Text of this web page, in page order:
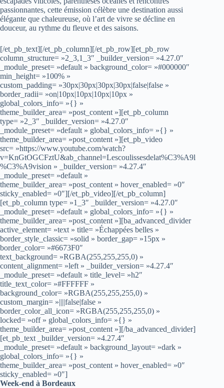
passionnantes, cette émission célèbre une destination aussi
élégante que chaleureuse, où l’art de vivre se décline en
douceur, au rythme du fleuve et des saisons.
[/et_pb_text][/et_pb_column][/et_pb_row][et_pb_row
column_structure= »2_3,1_3″ _builder_version= »4.27.0″
_module_preset= »default » background_color= »#000000″
min_height= »100% »
custom_padding= »30px|30px|30px|30px|false|false »
border_radii= »on|10px|10px|10px|10px »
global_colors_info= »{} »
theme_builder_area= »post_content »][et_pb_column
type= »2_3″ _builder_version= »4.27.0″
_module_preset= »default » global_colors_info= »{} »
theme_builder_area= »post_content »][et_pb_video
src= »https://www.youtube.com/watch?
v=KnGtOGCFztU&ab_channel=Lescoulissesdelat%C3%A9l
%C3%A9vision » _builder_version= »4.27.4″
_module_preset= »default »
theme_builder_area= »post_content » hover_enabled= »0″
sticky_enabled= »0″][/et_pb_video][/et_pb_column]
[et_pb_column type= »1_3″ _builder_version= »4.27.0″
_module_preset= »default » global_colors_info= »{} »
theme_builder_area= »post_content »][ba_advanced_divider
active_element= »text » title= »Échappées belles »
border_style_classic= »solid » border_gap= »15px »
border_color= »#6673F0″
text_background= »RGBA(255,255,255,0) »
content_alignment= »left » _builder_version= »4.27.4″
_module_preset= »default » title_level= »h2″
title_text_color= »#FFFFFF »
background_color= »RGBA(255,255,255,0) »
custom_margin= »||||false|false »
border_color_all_icon= »RGBA(255,255,255,0) »
locked= »off » global_colors_info= »{} »
theme_builder_area= »post_content »][/ba_advanced_divider]
[et_pb_text _builder_version= »4.27.4″
_module_preset= »default » background_layout= »dark »
global_colors_info= »{} »
theme_builder_area= »post_content » hover_enabled= »0″
sticky_enabled= »0″]
Week-end à Bordeaux